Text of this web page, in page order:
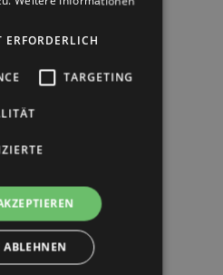
lackiert
Formgebung
Putztuch und milder
TARGETING
ABLEHNEN